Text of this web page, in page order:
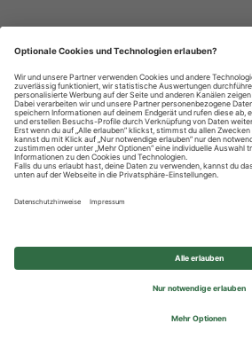
Impressum
Privatsphäre-
© 2026 REWE Group - All